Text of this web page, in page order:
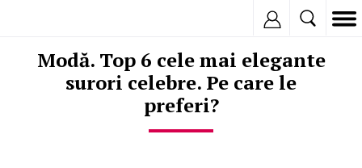
Modă. Top 6 cele mai elegante
surori celebre. Pe care le
preferi?